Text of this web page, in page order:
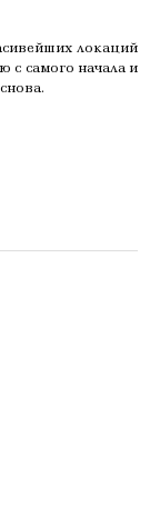
локаций
с самого начала и